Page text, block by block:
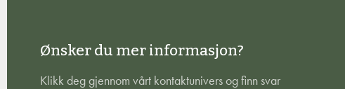
Ønsker du mer informasjon?
Klikk deg gjennom vårt kontaktunivers og finn svar